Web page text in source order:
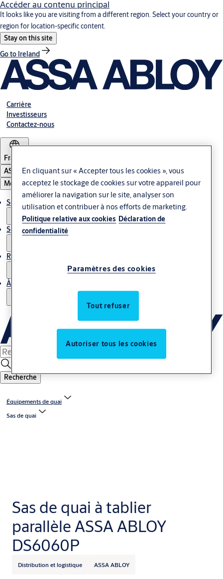
Accéder au contenu principal
It looks like you are visiting from a different region. Select your country or
region for location-specific content.
Stay on this site
Go to Ireland
Carrière
Investisseurs
Contactez-nous
France
ASSA ABLOY Group
Menu
Solutions
Service
Reportages
À propos de nous
Recherche
Équipements de quai
Sas de quai
Sas de quai à tablier
parallèle ASSA ABLOY
DS6060P
Distribution et logistique ASSA ABLOY
En cliquant sur « Accepter tous les cookies », vous
acceptez le stockage de cookies sur votre appareil pour
améliorer la navigation sur le site, analyser son
utilisation et contribuer à nos efforts de marketing.
Politique relative aux cookies Déclaration de
confidentialité
Paramètres des cookies
Tout refuser
Autoriser tous les cookies